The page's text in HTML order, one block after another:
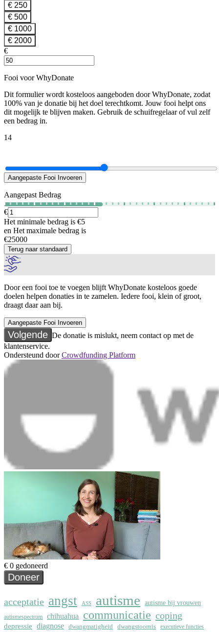
acceptatie angst ASS autisme autisme bij vrouwen
autismespectrum chihuahua communicatie coping
depressie diagnose dwangmatigheid dwangstoornis executieve functies